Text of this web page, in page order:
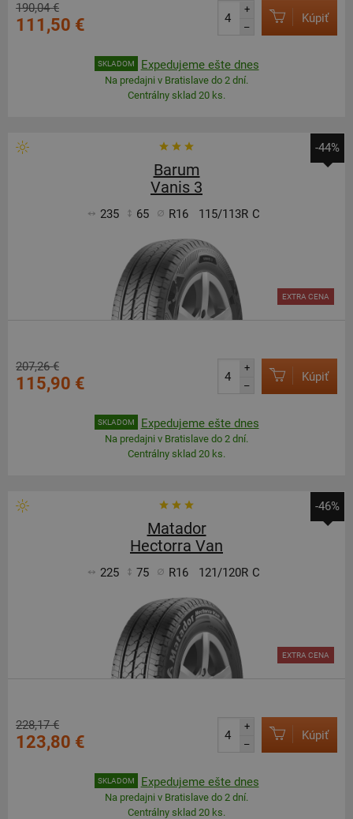
190,04 €
111,50 €
+
–
Kúpiť
SKLADOM Expedujeme ešte dnes
Na predajni v Bratislave do 2 dní.
Centrálny sklad 20 ks.
-44%
Barum
Vanis 3
235 65 R16 115/113R C
EXTRA CENA
207,26 €
115,90 €
+
–
Kúpiť
SKLADOM Expedujeme ešte dnes
Na predajni v Bratislave do 2 dní.
Centrálny sklad 20 ks.
-46%
Matador
Hectorra Van
225 75 R16 121/120R C
EXTRA CENA
228,17 €
123,80 €
+
–
Kúpiť
SKLADOM Expedujeme ešte dnes
Na predajni v Bratislave do 2 dní.
Centrálny sklad 20 ks.